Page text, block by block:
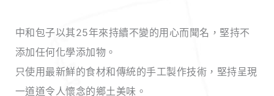
中和包子以其25年來持續不變的用心而聞名，堅持不
添加任何化學添加物。
只使用最新鮮的食材和傳統的手工製作技術，堅持呈現
一道道令人懷念的鄉土美味。